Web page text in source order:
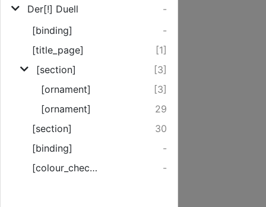
Der[!] Duell
-
[binding]
-
[title_page]
[1]
[section]
[3]
[ornament]
[3]
[ornament]
29
[section]
30
[binding]
-
[colour_checker]
-